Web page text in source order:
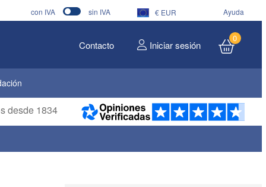
con IVA sin IVA € EUR Ayuda
Contacto Iniciar sesión
0
desde 1834